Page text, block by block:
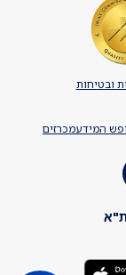
המידעמכרזים
ובטיחות
ת"א